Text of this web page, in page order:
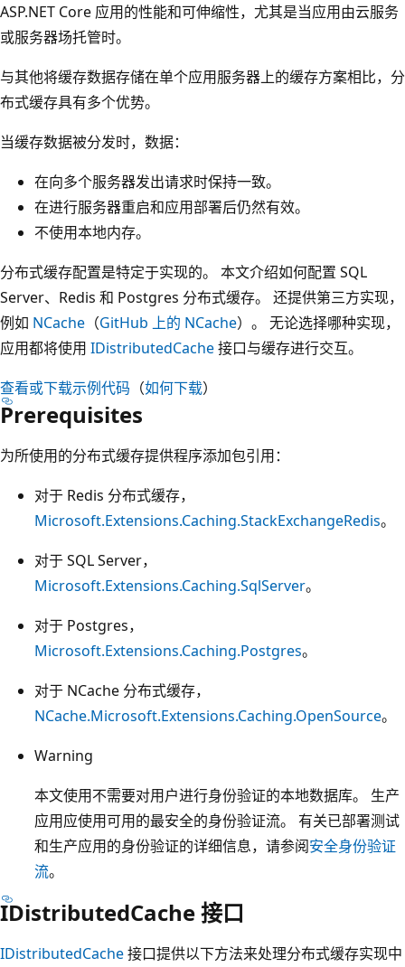
ASP.NET Core 应用的性能和可伸缩性，尤其是当应用由云服务
或服务器场托管时。
与其他将缓存数据存储在单个应用服务器上的缓存方案相比，分
布式缓存具有多个优势。
当缓存数据被分发时，数据：
在向多个服务器发出请求时保持一致。
在进行服务器重启和应用部署后仍然有效。
不使用本地内存。
分布式缓存配置是特定于实现的。 本文介绍如何配置 SQL
Server、Redis 和 Postgres 分布式缓存。 还提供第三方实现，
例如 NCache （GitHub 上的 NCache）。 无论选择哪种实现，
应用都将使用 IDistributedCache接口与缓存进行交互。
查看或下载示例代码 （如何下载）
Prerequisites
为所使用的分布式缓存提供程序添加包引用：
对于 Redis 分布式缓存，
Microsoft.Extensions.Caching.StackExchangeRedis。
对于 SQL Server，
Microsoft.Extensions.Caching.SqlServer。
对于 Postgres，
Microsoft.Extensions.Caching.Postgres。
对于 NCache 分布式缓存，
NCache.Microsoft.Extensions.Caching.OpenSource。
Warning
本文使用不需要对用户进行身份验证的本地数据库。 生产
应用应使用可用的最安全的身份验证流。 有关已部署测试
和生产应用的身份验证的详细信息，请参阅安全身份验证
流。
IDistributedCache 接口
IDistributedCache接口提供以下方法来处理分布式缓存实现中